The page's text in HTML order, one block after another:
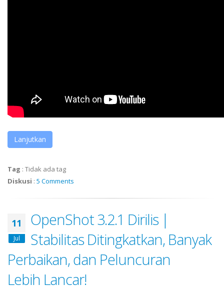
Lanjutkan
Tag : Tidak ada tag
Diskusi : 5 Comments
11
Jul
OpenShot 3.2.1 Dirilis |
Stabilitas Ditingkatkan, Banyak
Perbaikan, dan Peluncuran
Lebih Lancar!